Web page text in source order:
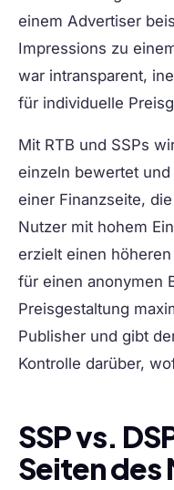
einem Advertiser
Impressions zu
war intransparent,
für individuelle
Mit RTB und SSPs
einzeln bewertet
einer Finanzseite,
Nutzer mit hohem
erzielt einen
für einen anonymen
Preisgestaltung
Publisher und gibt
Kontrolle darüber,
SSP vs.
Seiten